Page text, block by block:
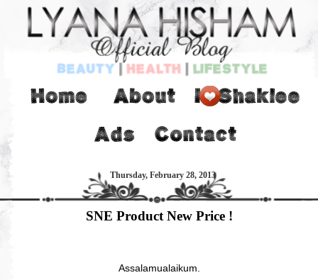
Thursday, February 28, 2013
SNE Product New Price !
Assalamualaikum.